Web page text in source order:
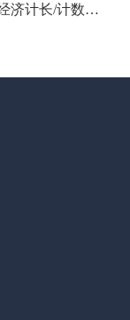
济计长/计数仪